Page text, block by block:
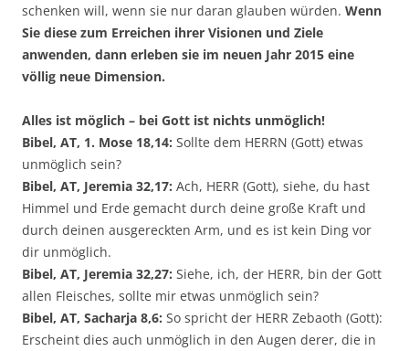
schenken will, wenn sie nur daran glauben würden. Wenn
Sie diese zum Erreichen ihrer Visionen und Ziele
anwenden, dann erleben sie im neuen Jahr 2015 eine
völlig neue Dimension.
Alles ist möglich – bei Gott ist nichts unmöglich!
Bibel, AT, 1. Mose 18,14: Sollte dem HERRN (Gott) etwas
unmöglich sein?
Bibel, AT, Jeremia 32,17: Ach, HERR (Gott), siehe, du hast
Himmel und Erde gemacht durch deine große Kraft und
durch deinen ausgereckten Arm, und es ist kein Ding vor
dir unmöglich.
Bibel, AT, Jeremia 32,27: Siehe, ich, der HERR, bin der Gott
allen Fleisches, sollte mir etwas unmöglich sein?
Bibel, AT, Sacharja 8,6: So spricht der HERR Zebaoth (Gott):
Erscheint dies auch unmöglich in den Augen derer, die in